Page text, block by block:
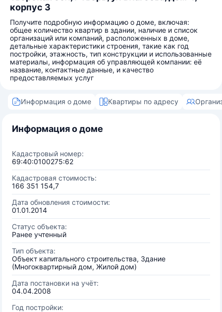
корпус 3
Получите подробную информацию о доме, включая:
общее количество квартир в здании, наличие и список
организаций или компаний, расположенных в доме,
детальные характеристики строения, такие как год
постройки, этажность, тип конструкции и использованные
материалы, информация об управляющей компании: её
название, контактные данные, и качество
предоставляемых услуг
Информация о доме Квартиры по адресу
Информация о доме
Кадастровый номер:
69:40:0100275:62
Кадастровая стоимость:
166 351 154,7
Дата обновления стоимости:
01.01.2014
Статус объекта:
Ранее учтенный
Тип объекта:
Объект капитального строительства, Здание
(Многоквартирный дом, Жилой дом)
Дата постановки на учёт:
04.04.2008
Год постройки: